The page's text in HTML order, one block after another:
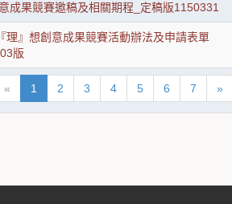
成果競賽邀稿及相關期程_定稿版1150331
理』想創意成果競賽活動辦法及申請表單
版
« 1 2 3 4 5 6 7 »